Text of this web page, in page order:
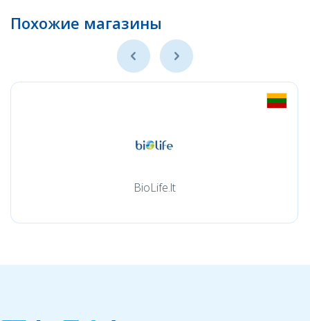
Похожие магазины
BioLife.lt